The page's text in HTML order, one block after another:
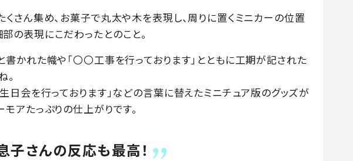
くさん集め、お菓子で丸太や木を表現し、周りに置くミニカーの位置
の表現にこだわったとのこと。
書かれた幟や「〇〇工事を行っております」とともに工期が記された
。
日会を行っております」などの言葉に替えたミニチュア版のグッズが
アたっぷりの仕上がりです。
子さんの反応も最高！